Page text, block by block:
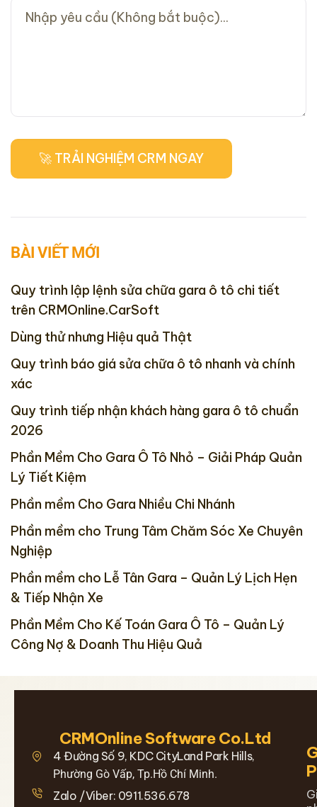
BÀI VIẾT MỚI
Quy trình lập lệnh sửa chữa gara ô tô chi tiết
trên CRMOnline.CarSoft
Dùng thử nhưng Hiệu quả Thật
Quy trình báo giá sửa chữa ô tô nhanh và chính
xác
Quy trình tiếp nhận khách hàng gara ô tô chuẩn
2026
Phần Mềm Cho Gara Ô Tô Nhỏ – Giải Pháp Quản
Lý Tiết Kiệm
Phần mềm Cho Gara Nhiều Chi Nhánh
Phần mềm cho Trung Tâm Chăm Sóc Xe Chuyên
Nghiệp
Phần mềm cho Lễ Tân Gara – Quản Lý Lịch Hẹn
& Tiếp Nhận Xe
Phần Mềm Cho Kế Toán Gara Ô Tô – Quản Lý
Công Nợ & Doanh Thu Hiệu Quả
CRMOnline Software Co.Ltd
4 Đường Số 9, KDC CityLand Park Hills,
Phường Gò Vấp, Tp.Hồ Chí Minh.
Zalo /Viber: 0911.536.678